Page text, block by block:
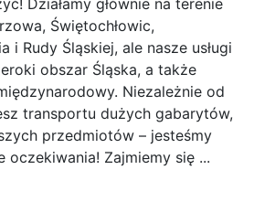
Świętochłowic,
i Rudy Śląskiej, ale nasze usługi
obszar Śląska, a także
Niezależnie od
transportu dużych gabarytów,
przedmiotów – jesteśmy
oczekiwania! Zajmiemy się ...